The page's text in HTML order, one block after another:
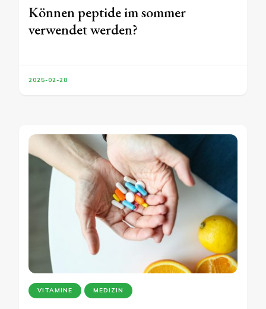
Können peptide im sommer
verwendet werden?
2025-02-28
VITAMINE MEDIZIN